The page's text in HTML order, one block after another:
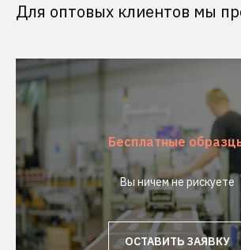
Для оптовых клиентов мы
Бесплатные
Вы ничем не рискуете
ОСТАВИТЬ ЗАЯВКУ